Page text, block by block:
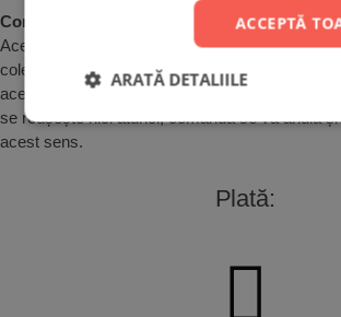
Comenzile cu plata ramburs:
Acestea nu se expediază fără confirmare. Dacă
colegilor noștri când te contactează sau dacă
aceștia vor încerca să te contacteze și în ziua
se reușește nici atunci, comanda se va anula
acest sens.
Plată:
ACCEPTĂ
ARATĂ DETALIILE